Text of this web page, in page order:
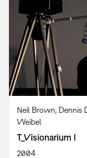
Neil Brown, Dennis
Weibel
T_Visionarium I
2004